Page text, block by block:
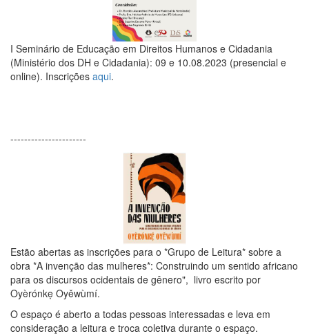
I Seminário de Educação em Direitos Humanos e Cidadania
(Ministério dos DH e Cidadania): 09 e 10.08.2023 (presencial e
online). Inscrições aqui.
----------------------
Estão abertas as inscrições para o *Grupo de Leitura* sobre a
obra *A invenção das mulheres*: Construindo um sentido africano
para os discursos ocidentais de gênero", livro escrito por
Oyèrónkẹ Oyěwùmí.
O espaço é aberto a todas pessoas interessadas e leva em
consideração a leitura e troca coletiva durante o espaço.